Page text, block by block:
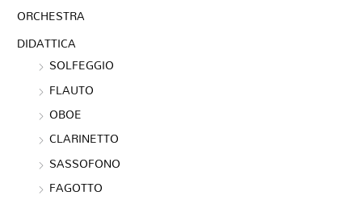
ORCHESTRA
DIDATTICA
SOLFEGGIO
FLAUTO
OBOE
CLARINETTO
SASSOFONO
FAGOTTO